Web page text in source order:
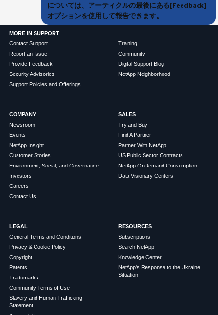
については、アーティクルの最後にある[Feedback]
オプションを使用して報告できます。
MORE IN SUPPORT
Contact Support
Report an Issue
Provide Feedback
Security Advisories
Support Policies and Offerings
Training
Community
Digital Support Blog
NetApp Neighborhood
COMPANY
Newsroom
Events
NetApp Insight
Customer Stories
Environment, Social, and Governance
Investors
Careers
Contact Us
SALES
Try and Buy
Find A Partner
Partner With NetApp
US Public Sector Contracts
NetApp OnDemand Consumption
Data Visionary Centers
LEGAL
General Terms and Conditions
Privacy & Cookie Policy
Copyright
Patents
Trademarks
Community Terms of Use
Slavery and Human Trafficking
Statement
RESOURCES
Subscriptions
Search NetApp
Knowledge Center
NetApp's Response to the Ukraine
Situation